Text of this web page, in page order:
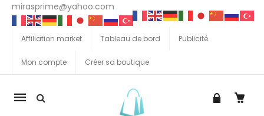
mirasprime@yahoo.com
Affiliation market Tableau de bord Publicité
Mon compte Créer sa boutique
La